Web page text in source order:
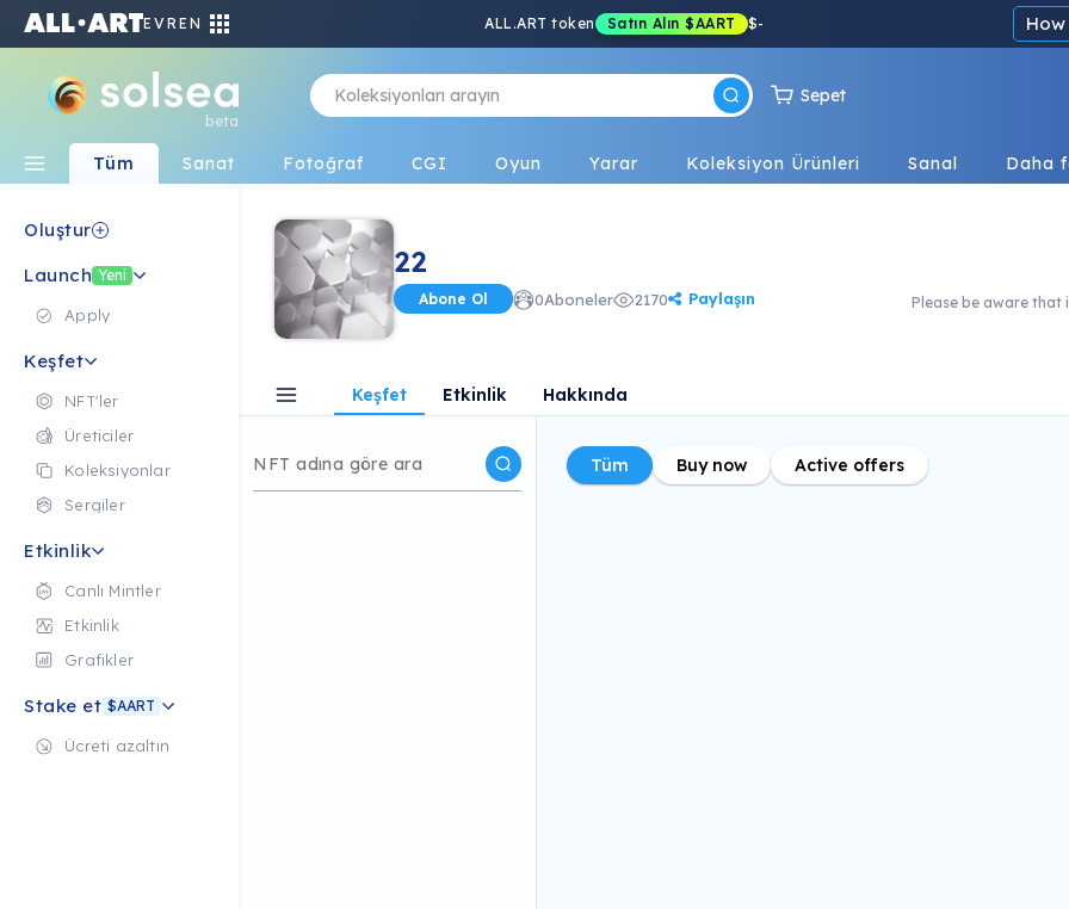
EVREN ALL.ART token Satın Alın $AART $-
beta
Sepet
Tüm Sanat Fotoğraf CGI Oyun Yarar Koleksiyon Ürünleri Sanal Daha
Oluştur
Launch Yeni
Apply
Keşfet
NFT'ler
Üreticiler
Koleksiyonlar
Sergiler
Etkinlik
Canlı Mintler
Etkinlik
Grafikler
Stake et $AART
Ücreti azaltın
22
Abone Ol 0Aboneler 2170 Paylaşın Please be aware that
Keşfet Etkinlik Hakkında
Tüm Buy now Active offers